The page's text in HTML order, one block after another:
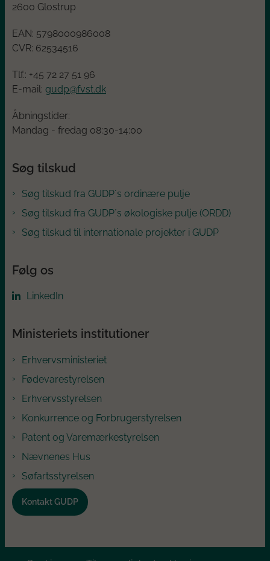
2600 Glostrup
EAN: 5798000986008
CVR: 62534516
Tlf.: +45 72 27 51 96
E-mail: gudp@fvst.dk
Åbningstider:
Mandag - fredag 08:30-14:00
Søg tilskud
Søg tilskud fra GUDP´s ordinære pulje
Søg tilskud fra GUDP´s økologiske pulje (ORDD)
Søg tilskud til internationale projekter i GUDP
Følg os
LinkedIn
Ministeriets institutioner
Erhvervsministeriet
Fødevarestyrelsen
Erhvervsstyrelsen
Konkurrence og Forbrugerstyrelsen
Patent og Varemærkestyrelsen
Nævnenes Hus
Søfartsstyrelsen
Kontakt GUDP